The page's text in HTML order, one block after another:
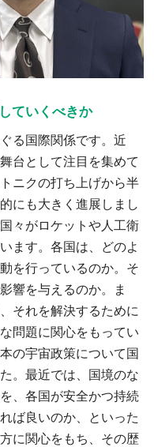
ていくべきか
る国際関係です。近
台として注目を集めて
ニクの打ち上げから半
にも大きく進展しまし
々がロケットや人工衛
ます。各国は、どのよ
を行っているのか。そ
響を与えるのか。ま
それを解決するために
問題に関心をもってい
の宇宙政策について国
。最近では、国境のな
、各国が安全かつ持続
ば良いのか、といった
に関心をもち、その歴